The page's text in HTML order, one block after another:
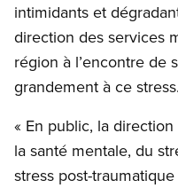
intimidants et
direction des services
région à l’encontre de
grandement à ce stress.
« En public, la
la santé mentale, du
stress post-